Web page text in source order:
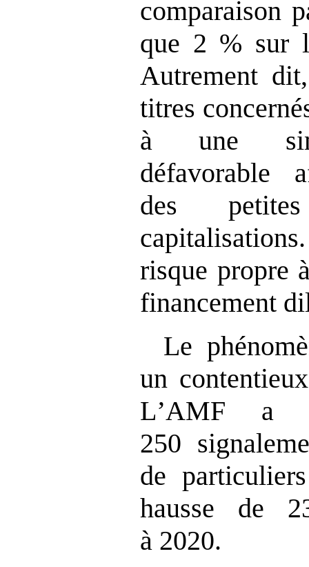
comparaison
que 2 % sur
Autrement
titres
à une
défavorable
des
risque propre
financement
Le
un
L’AMF a
250
de
hausse de
à 2020.